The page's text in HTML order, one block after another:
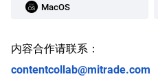
MacOS
内容合作请联系：
contentcollab@mitrade.com